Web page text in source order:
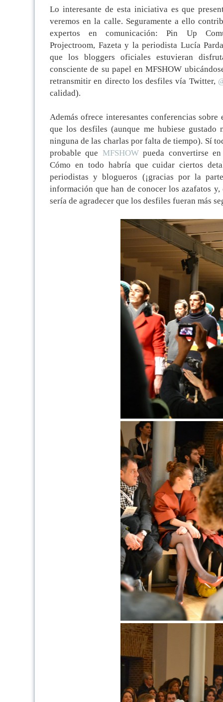
Lo interesante de esta iniciativa es que
veremos en la calle. Seguramente a ello
expertos en comunicación: Pin Up
Projectroom, Fazeta y la periodista Lucía
que los bloggers oficiales estuvieran
consciente de su papel en MFSHOW
retransmitir en directo los desfiles vía Twitter,
calidad).
Además ofrece interesantes conferencias
que los desfiles (aunque me hubiese
ninguna de las charlas por falta de tiempo). Sí
probable que MFSHOWpueda convertirse
Cómo en todo habría que cuidar ciertos
periodistas y blogueros (¡gracias por la
información que han de conocer los azafatos
sería de agradecer que los desfiles fueran más